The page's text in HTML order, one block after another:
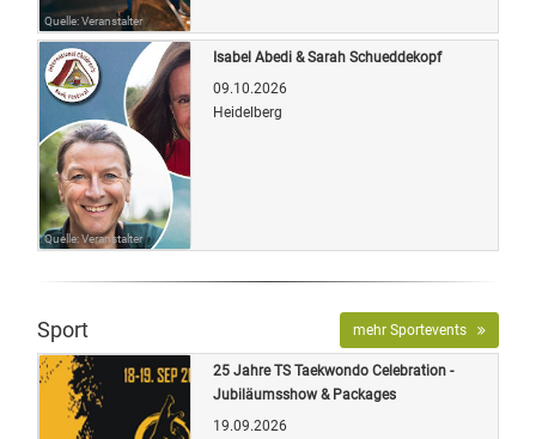
Quelle: Veranstalter
Quelle: Veranstalter
Isabel Abedi & Sarah Schueddekopf
09.10.2026
Heidelberg
Sport mehr Sportevents
25 Jahre TS Taekwondo Celebration -
Jubiläumsshow & Packages
19.09.2026